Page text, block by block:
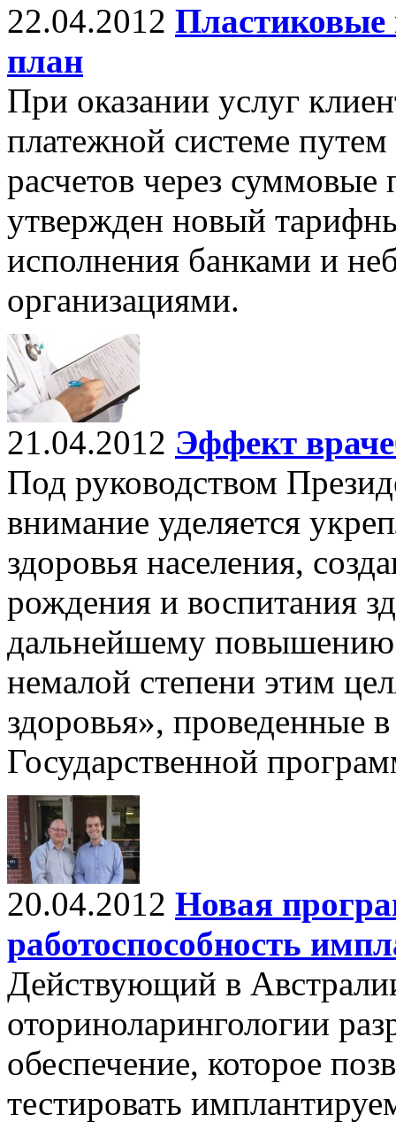
22.04.2012
план
При оказании услуг
платежной системе
расчетов через суммовые
утвержден новый
исполнения банками и
организациями.
21.04.2012 Эффект
Под руководством
внимание уделяется
здоровья населения,
рождения и воспитания
дальнейшему повышению
немалой степени этим
здоровья», проведенные
Государственной
20.04.2012 Новая
работоспособность
Действующий в
оториноларингологии
обеспечение, которое
тестировать